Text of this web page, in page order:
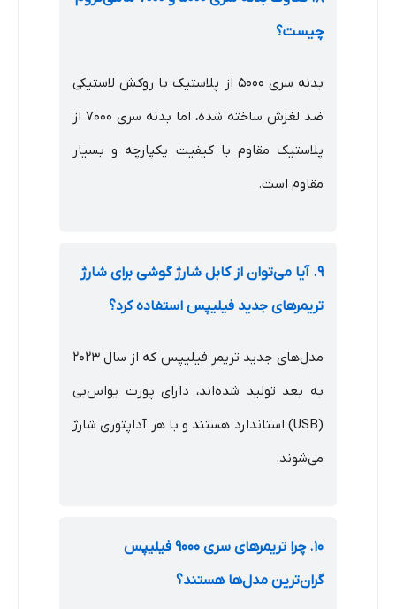
چیست؟
بدنه سری ۵۰۰۰ از پلاستیک با روکش لاستیکی
ضد لغزش ساخته شده، اما بدنه سری ۷۰۰۰ از
پلاستیک مقاوم با کیفیت یکپارچه و بسیار
مقاوم است.
۹. آیا می‌توان از کابل شارژ گوشی برای شارژ
تریمرهای جدید فیلیپس استفاده کرد؟
مدل‌های جدید تریمر فیلیپس که از سال ۲۰۲۳
به بعد تولید شده‌اند، دارای پورت یو‌اس‌بی
(USB) استاندارد هستند و با هر آداپتوری شارژ
می‌شوند.
۱۰. چرا تریمرهای سری ۹۰۰۰ فیلیپس
گران‌ترین مدل‌ها هستند؟